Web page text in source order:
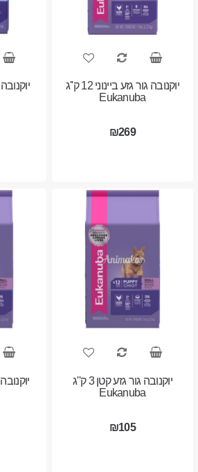
יוקנובה גור גזע ביינוני 12 ק''ג
Eukanuba
₪269
יוקנובה גור גזע קטן 3 ק''ג
Eukanuba
₪105